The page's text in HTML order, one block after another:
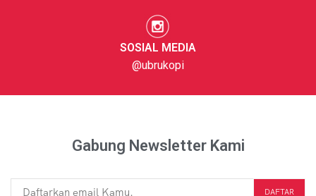
SOSIAL MEDIA
@ubrukopi
Gabung Newsletter Kami